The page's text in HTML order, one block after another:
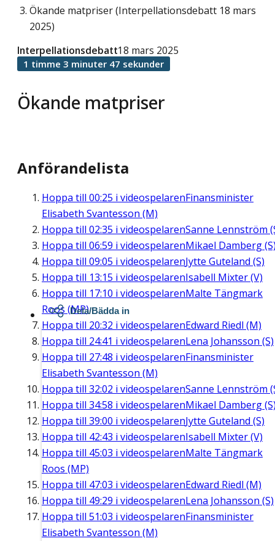
Ökande matpriser (Interpellationsdebatt 18 mars
2025)
Ökande matpriser
Interpellationsdebatt18 mars 2025
1 timme 3 minuter 47 sekunder
Anförandelista
Hoppa till 00:25 i videospelarenFinansminister
Elisabeth Svantesson (M)
Hoppa till 02:35 i videospelarenSanne Lennström
Hoppa till 06:59 i videospelarenMikael Damberg
Hoppa till 09:05 i videospelarenJytte Guteland (S)
Hoppa till 13:15 i videospelarenIsabell Mixter (V)
Hoppa till 17:10 i videospelarenMalte Tängmark
Roos (MP)
Hoppa till 20:32 i videospelarenEdward Riedl (M)
Hoppa till 24:41 i videospelarenLena Johansson (S)
Hoppa till 27:48 i videospelarenFinansminister
Elisabeth Svantesson (M)
Hoppa till 32:02 i videospelarenSanne Lennström
Hoppa till 34:58 i videospelarenMikael Damberg
Hoppa till 39:00 i videospelarenJytte Guteland (S)
Hoppa till 42:43 i videospelarenIsabell Mixter (V)
Hoppa till 45:03 i videospelarenMalte Tängmark
Roos (MP)
Hoppa till 47:03 i videospelarenEdward Riedl (M)
Hoppa till 49:29 i videospelarenLena Johansson (S)
Hoppa till 51:03 i videospelarenFinansminister
Elisabeth Svantesson (M)
Dela/Bädda in